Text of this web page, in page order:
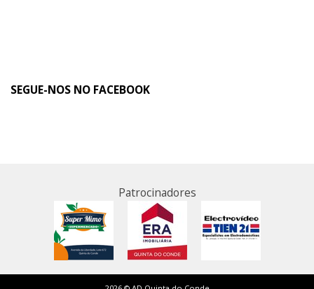
SEGUE-NOS NO FACEBOOK
Patrocinadores